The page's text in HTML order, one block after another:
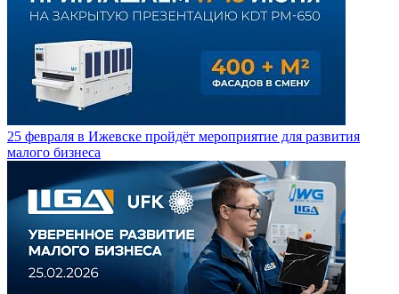
25 февраля в Ижевске пройдёт мероприятие для развития
малого бизнеса